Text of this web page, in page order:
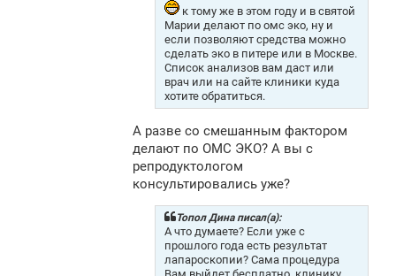
к тому же в этом году и в святой
Марии делают по омс эко, ну и
если позволяют средства можно
сделать эко в питере или в Москве.
Список анализов вам даст или
врач или на сайте клиники куда
хотите обратиться.
А разве со смешанным фактором
делают по ОМС ЭКО? А вы с
репродуктологом
консультировались уже?
Топол Дина писал(а):
А что думаете? Если уже с
прошлого года есть результат
лапароскопии? Сама процедура